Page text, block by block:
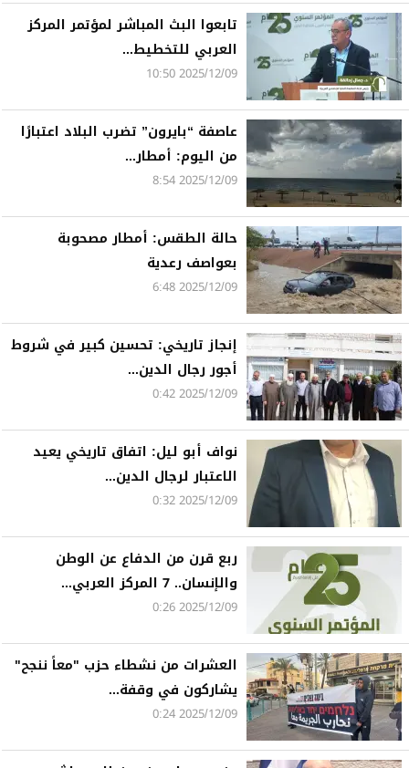
تابعوا البث المباشر لمؤتمر المركز
العربي للتخطيط...
2025/12/09 10:50
عاصفة “بايرون” تضرب البلاد اعتبارًا
من اليوم: أمطار...
2025/12/09 8:54
حالة الطقس: أمطار مصحوبة
بعواصف رعدية
2025/12/09 6:48
إنجاز تاريخي: تحسين كبير في شروط
أجور رجال الدين...
2025/12/09 0:42
نواف أبو ليل: اتفاق تاريخي يعيد
الاعتبار لرجال الدين...
2025/12/09 0:32
ربع قرن من الدفاع عن الوطن
والإنسان.. 7 المركز العربي...
2025/12/09 0:26
العشرات من نشطاء حزب "معاً ننجح"
يشاركون في وقفة...
2025/12/09 0:24